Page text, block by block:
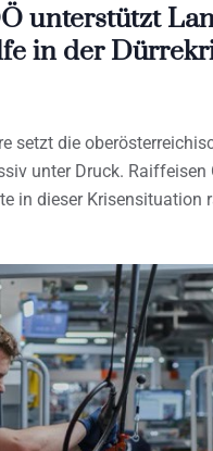
unterstützt
in der
setzt die
unter Druck. Raiffeisen
in dieser Krisensituation